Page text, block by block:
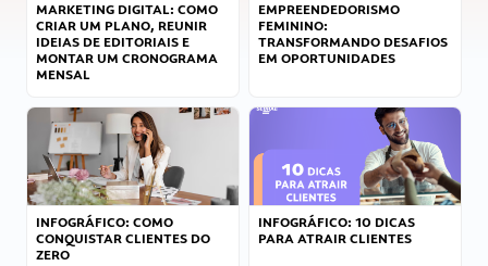
MARKETING DIGITAL: COMO
CRIAR UM PLANO, REUNIR
IDEIAS DE EDITORIAIS E
MONTAR UM CRONOGRAMA
MENSAL
EMPREENDEDORISMO
FEMININO:
TRANSFORMANDO DESAFIOS
EM OPORTUNIDADES
INFOGRÁFICO: COMO
CONQUISTAR CLIENTES DO
ZERO
INFOGRÁFICO: 10 DICAS
PARA ATRAIR CLIENTES